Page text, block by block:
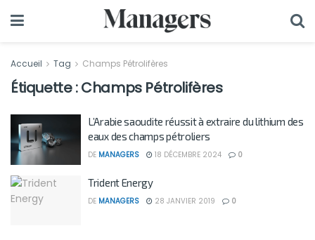
Accueil Tag Champs Pétrolifères
Étiquette :Champs Pétrolifères
L’Arabie saoudite réussit à extraire du lithium des
eaux des champs pétroliers
DE MANAGERS 18 DÉCEMBRE 2024 0
Trident Energy
DE MANAGERS 28 JANVIER 2019 0